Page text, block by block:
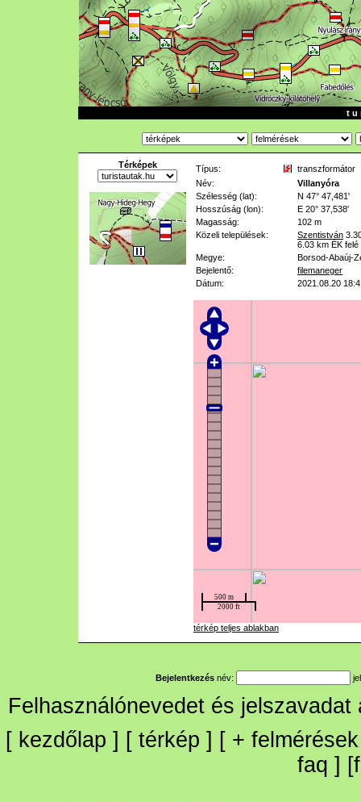
t u
Térképek Típus:
transzformátor
Név:
Villanyóra
Szélesség (lat):
N 47° 47,481'
Hosszúság (lon):
E 20° 37,538'
Magasság:
102 m
Közeli települések:
Szentistván
6.03 km ÉK felé
Megye:
Borsod-Abaúj-
Bejelentő:
filemaneger
Dátum:
2021.08.20
térkép teljes ablakban
Bejelentkezés név:
Felhasználónevedet és
[ kezdőlap ] [ térkép ] [ + felmérések
faq ] [